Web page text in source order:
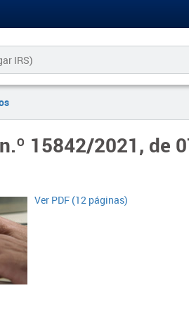
15842/2021, de
Ver PDF (12 páginas)​